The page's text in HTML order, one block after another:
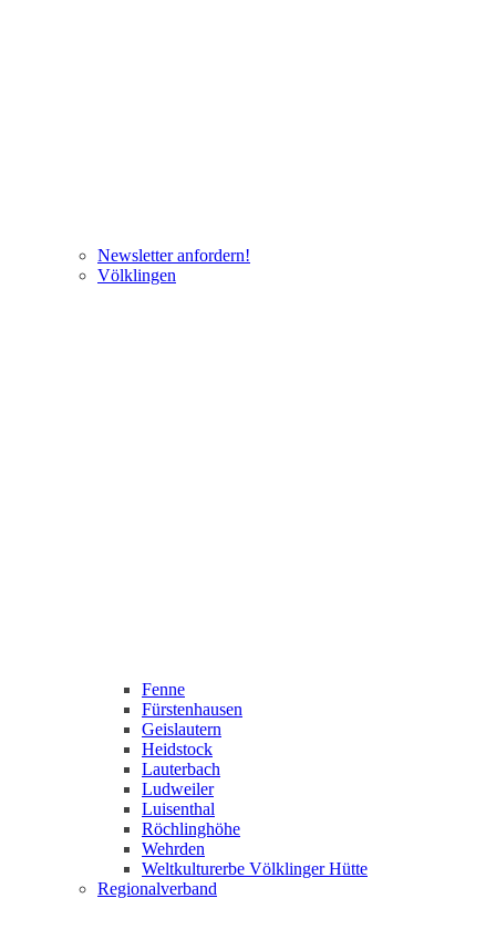
Newsletter anfordern!
Völklingen
Fenne
Fürstenhausen
Geislautern
Heidstock
Lauterbach
Ludweiler
Luisenthal
Röchlinghöhe
Wehrden
Weltkulturerbe Völklinger Hütte
Regionalverband